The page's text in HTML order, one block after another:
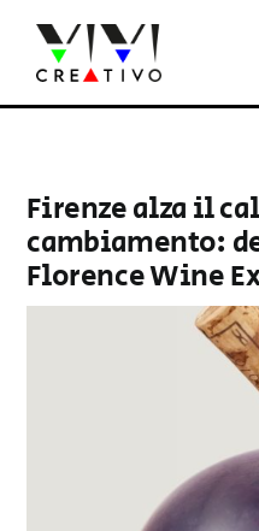
contenuto
Firenze alza il
cambiamento:
Florence Wine